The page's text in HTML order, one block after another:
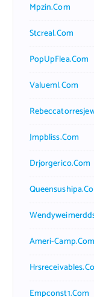
Mpzin.com
Stcreal.com
PopUpFlea.com
Valueml.com
Jmpbliss.com
Drjorgerico.com
Ameri-Camp.com
Empconst1.com